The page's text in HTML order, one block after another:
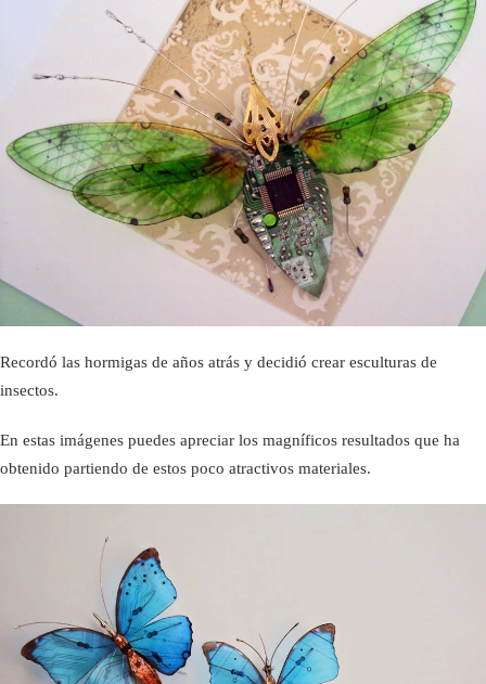
Recordó las hormigas de años atrás y decidió crear esculturas de
insectos.
En estas imágenes puedes apreciar los magníficos resultados que ha
obtenido partiendo de estos poco atractivos materiales.